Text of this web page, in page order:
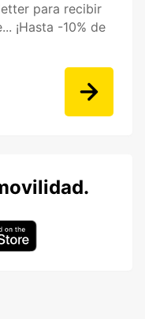
para recibir
¡Hasta -10% de